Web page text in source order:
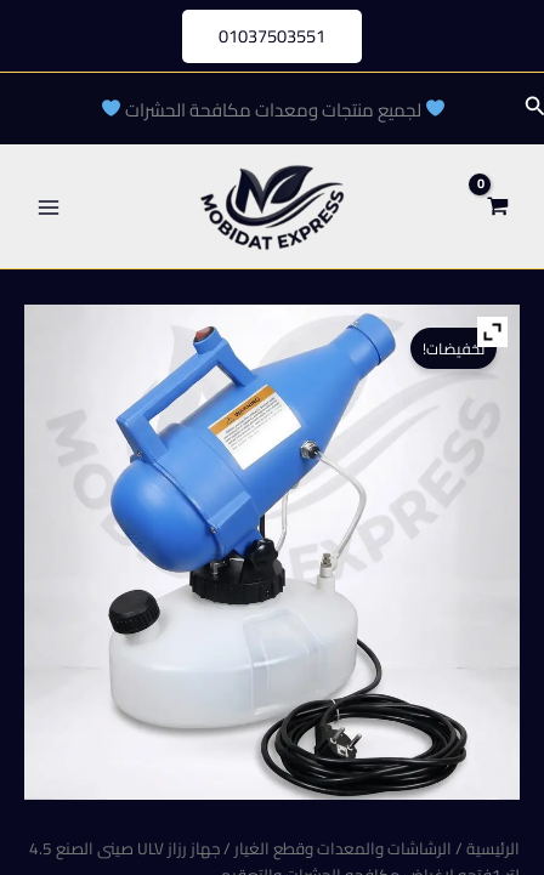
المحتوى
01037503551
البحث لجميع منتجات ومعدات مكافحة الحشرات
تخفيضات!
الرئيسية/الرشاشات والمعدات وقطع الغيار
/ جهاز رزاز ULV صينى الصنع 4.5